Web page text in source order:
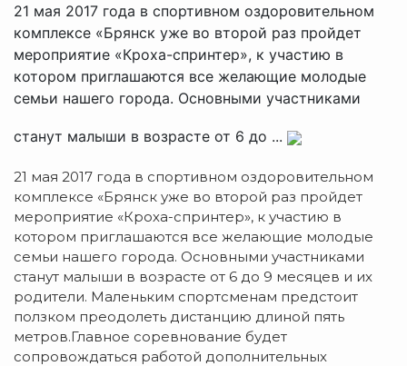
21 мая 2017 года в спортивном оздоровительном
комплексе «Брянск уже во второй раз пройдет
мероприятие «Кроха-спринтер», к участию в
котором приглашаются все желающие молодые
семьи нашего города. Основными участниками
станут малыши в возрасте от 6 до ...
21 мая 2017 года в спортивном оздоровительном
комплексе «Брянск уже во второй раз пройдет
мероприятие «Кроха-спринтер», к участию в
котором приглашаются все желающие молодые
семьи нашего города. Основными участниками
станут малыши в возрасте от 6 до 9 месяцев и их
родители. Маленьким спортсменам предстоит
ползком преодолеть дистанцию длиной пять
метров.Главное соревнование будет
сопровождаться работой дополнительных